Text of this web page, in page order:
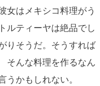
女はメキシコ料理がう
ルティーヤは絶品でし
りそうだ。そうすれば
んな料理を作るなん
かもしれない。